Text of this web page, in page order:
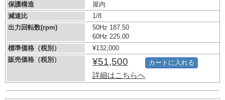
保護構造
屋内
減速比
1/8
出力回転数(rpm)
50Hz 187.50
60Hz 225.00
標準価格（税別）
¥132,000
販売価格（税別）
¥51,500
詳細はこちらへ
カートに入れる